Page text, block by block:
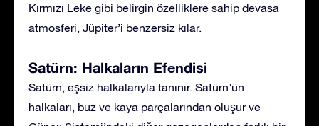
Kırmızı Leke gibi belirgin özelliklere sahip devasa
atmosferi, Jüpiter’i benzersiz kılar.
Satürn: Halkaların Efendisi
Satürn, eşsiz halkalarıyla tanınır. Satürn’ün
halkaları, buz ve kaya parçalarından oluşur ve